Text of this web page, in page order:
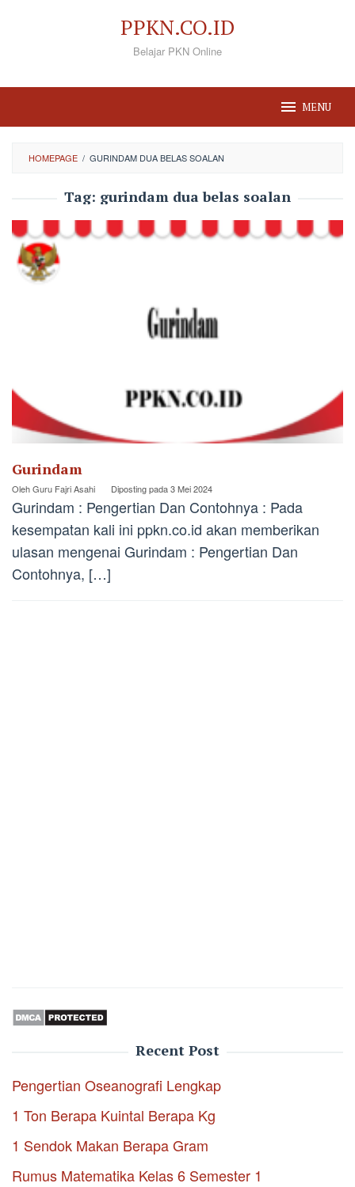
PPKN.CO.ID
Belajar PKN Online
MENU
HOMEPAGE / GURINDAM DUA BELAS SOALAN
Tag: gurindam dua belas soalan
Gurindam
OlehGuru Fajri Asahi Diposting pada3 Mei 2024
Gurindam : Pengertian Dan Contohnya : Pada
kesempatan kali ini ppkn.co.id akan memberikan
ulasan mengenai Gurindam : Pengertian Dan
Contohnya, […]
Recent Post
Pengertian Oseanografi Lengkap
1 Ton Berapa Kuintal Berapa Kg
1 Sendok Makan Berapa Gram
Rumus Matematika Kelas 6 Semester 1